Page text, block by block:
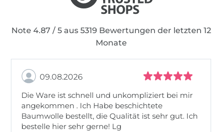
Note 4.87 / 5 aus 5319 Bewertungen der letzten 12
Monate
09.08.2026
Die Ware ist schnell und unkompliziert bei mir
angekommen . Ich Habe beschichtete
Baumwolle bestellt, die Qualität ist sehr gut. Ich
bestelle hier sehr gerne! Lg